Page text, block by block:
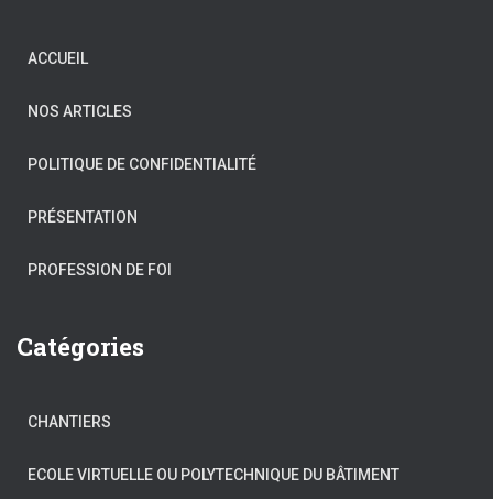
ACCUEIL
NOS ARTICLES
POLITIQUE DE CONFIDENTIALITÉ
PRÉSENTATION
PROFESSION DE FOI
Catégories
CHANTIERS
ECOLE VIRTUELLE OU POLYTECHNIQUE DU BÂTIMENT